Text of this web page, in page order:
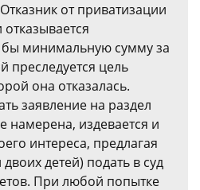
от приватизации
отказывается
бы минимальную сумму за
преследуется цель
она отказалась.
заявление на раздел
намерена, издевается и
интереса, предлагая
детей) подать в суд
При любой попытке